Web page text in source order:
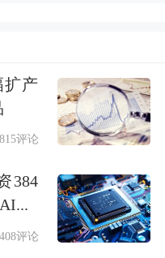
3亿元以上、净
公司的质地提
资源的储备更充
拟上市企业的业
扩产
815评论
384
408评论